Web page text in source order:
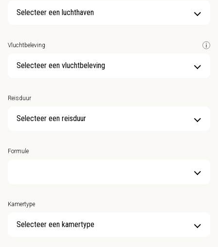
Selecteer een luchthaven
Vluchtbeleving
Selecteer een vluchtbeleving
Reisduur
Selecteer een reisduur
Formule
Kamertype
Selecteer een kamertype